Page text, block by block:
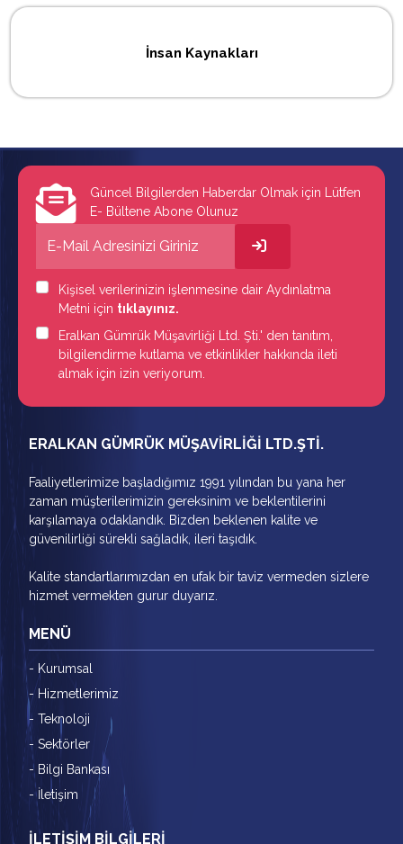
İnsan Kaynakları
Güncel Bilgilerden Haberdar Olmak için Lütfen
E- Bültene Abone Olunuz
Kişisel verilerinizin işlenmesine dair Aydınlatma
Metni için tıklayınız.
Eralkan Gümrük Müşavirliği Ltd. Şti.' den tanıtım,
bilgilendirme kutlama ve etkinlikler hakkında ileti
almak için izin veriyorum.
ERALKAN GÜMRÜK MÜŞAVİRLİĞİ LTD.ŞTİ.
Faaliyetlerimize başladığımız 1991 yılından bu yana her
zaman müşterilerimizin gereksinim ve beklentilerini
karşılamaya odaklandık. Bizden beklenen kalite ve
güvenilirliği sürekli sağladık, ileri taşıdık.
Kalite standartlarımızdan en ufak bir taviz vermeden sizlere
hizmet vermekten gurur duyarız.
MENÜ
- Kurumsal
- Hizmetlerimiz
- Teknoloji
- Sektörler
- Bilgi Bankası
- İletişim
İLETİŞİM BİLGİLERİ